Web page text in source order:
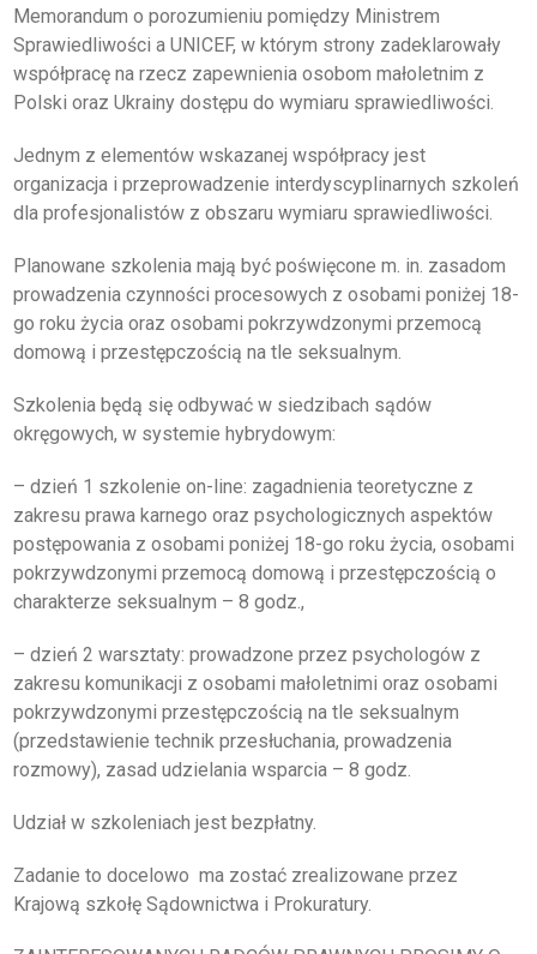
DLA RADCÓW
DLA APLIKANTÓW
SZKOLENIA
KLUB SENIORA
LUBUSKIE CENTRUM
MEDIACJI
NIEODPŁATNA POMOC
PRAWNA
BIBLIOTEKA
WSPÓŁPRACA Z UZ
KSIĘGA ZNAKU
KONTAKT
LISTA RADCOW
Memorandum o porozumieniu pomiędzy Ministrem
Sprawiedliwości a UNICEF, w którym strony zadeklarowały
współpracę na rzecz zapewnienia osobom małoletnim z
Polski oraz Ukrainy dostępu do wymiaru sprawiedliwości.
Jednym z elementów wskazanej współpracy jest
organizacja i przeprowadzenie interdyscyplinarnych szkoleń
dla profesjonalistów z obszaru wymiaru sprawiedliwości.
Planowane szkolenia mają być poświęcone m. in. zasadom
prowadzenia czynności procesowych z osobami poniżej 18-
go roku życia oraz osobami pokrzywdzonymi przemocą
domową i przestępczością na tle seksualnym.
Szkolenia będą się odbywać w siedzibach sądów
okręgowych, w systemie hybrydowym:
– dzień 1 szkolenie on-line: zagadnienia teoretyczne z
zakresu prawa karnego oraz psychologicznych aspektów
postępowania z osobami poniżej 18-go roku życia, osobami
pokrzywdzonymi przemocą domową i przestępczością o
charakterze seksualnym – 8 godz.,
– dzień 2 warsztaty: prowadzone przez psychologów z
zakresu komunikacji z osobami małoletnimi oraz osobami
pokrzywdzonymi przestępczością na tle seksualnym
(przedstawienie technik przesłuchania, prowadzenia
rozmowy), zasad udzielania wsparcia – 8 godz.
Udział w szkoleniach jest bezpłatny.
Zadanie to docelowo ma zostać zrealizowane przez
Krajową szkołę Sądownictwa i Prokuratury.